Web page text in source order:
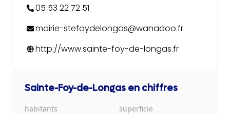
05 53 22 72 51
mairie-stefoydelongas@wanadoo.fr
http://www.sainte-foy-de-longas.fr
Sainte-Foy-de-Longas en chiffres
habitants superficie